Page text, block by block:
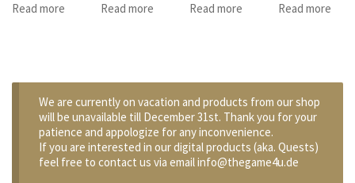
Read more Read more Read more Read more
We are currently on vacation and products from our shop
will be unavailable till December 31st. Thank you for your
patience and appologize for any inconvenience.
If you are interested in our digital products (aka. Quests)
feel free to contact us via email info@thegame4u.de